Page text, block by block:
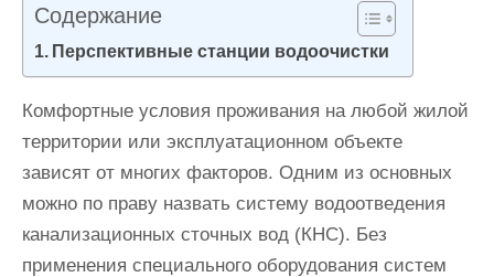
Содержание
Перспективные станции водоочистки
Комфортные условия проживания на любой жилой
территории или эксплуатационном объекте
зависят от многих факторов. Одним из основных
можно по праву назвать систему водоотведения
канализационных сточных вод (КНС). Без
применения специального оборудования систем